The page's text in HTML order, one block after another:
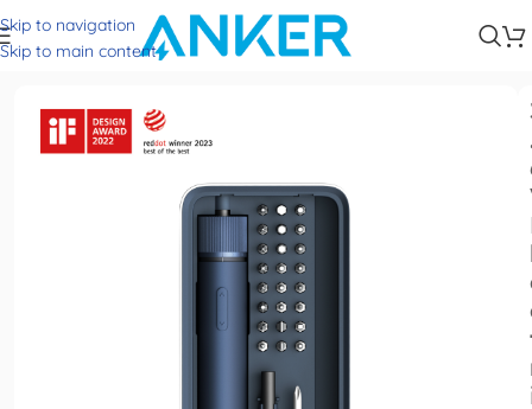
Skip to navigation
Skip to main content
Trang chủ Screwdrivers & Drills